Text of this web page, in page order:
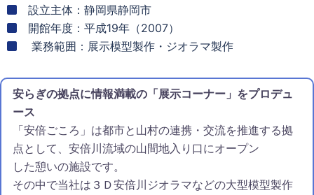
設立主体：静岡県静岡市
開館年度：平成19年（2007）
業務範囲：展示模型製作・ジオラマ製作
安らぎの拠点に情報満載の「展示コーナー」をプロデュ
ース
「安倍ごころ」は都市と山村の連携・交流を推進する拠
点として、安倍川流域の山間地入り口にオープン
した憩いの施設です。
その中で当社は３Ｄ安倍川ジオラマなどの大型模型製作